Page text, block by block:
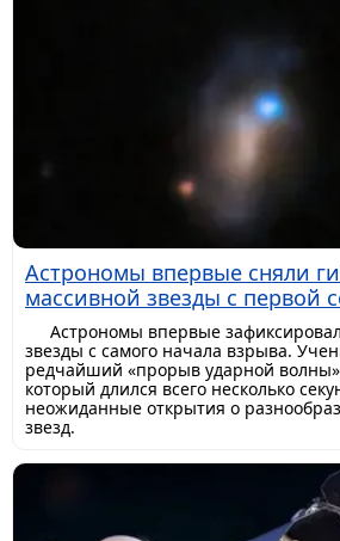
Астрономы впервые сняли
массивной звезды с первой
Астрономы впервые
звезды с самого начала взрыва.
редчайший «прорыв ударной
который длился всего несколько
неожиданные открытия о
звезд.